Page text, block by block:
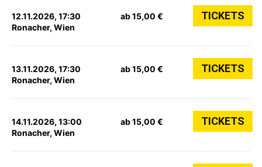
12.11.2026, 17:30
Ronacher, Wien
ab 15,00 € TICKETS
13.11.2026, 17:30
Ronacher, Wien
ab 15,00 € TICKETS
14.11.2026, 13:00
Ronacher, Wien
ab 15,00 € TICKETS